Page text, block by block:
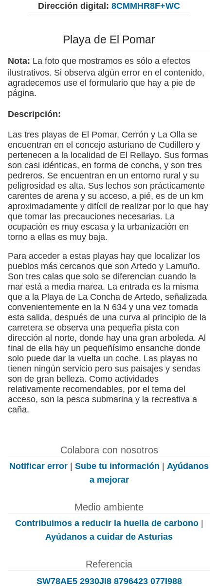
Dirección digital: 8CMMHR8F+WC
Playa de El Pomar
Nota: La foto que mostramos es sólo a efectos
ilustrativos. Si observa algún error en el contenido,
agradecemos use el formulario que hay a pie de
página.
Descripción:
Las tres playas de El Pomar, Cerrón y La Olla se
encuentran en el concejo asturiano de Cudillero y
pertenecen a la localidad de El Rellayo. Sus formas
son casi idénticas, en forma de concha, y son tres
pedreros. Se encuentran en un entorno rural y su
peligrosidad es alta. Sus lechos son prácticamente
carentes de arena y su acceso, a pié, es de un km
aproximadamente y difícil de realizar por lo que hay
que tomar las precauciones necesarias. La
ocupación es muy escasa y la urbanización en
torno a ellas es muy baja.
Para acceder a estas playas hay que localizar los
pueblos más cercanos que son Artedo y Lamuño.
Son tres calas que solo se diferencian cuando la
mar está a media marea. La entrada es la misma
que a la Playa de La Concha de Artedo, señalizada
convenientemente en la N 634 y una vez tomada
esta salida, después de una curva al principio de la
carretera se observa una pequeña pista con
dirección al norte, donde hay una gran arboleda. Al
final de ella hay un pequeñísimo ensanche donde
solo puede dar la vuelta un coche. Las playas no
tienen ningún servicio pero sus paisajes y sendas
son de gran belleza. Como actividades
relativamente recomendables, por el tema del
acceso, son la pesca submarina y la recreativa a
caña.
Colabora con nosotros
Notificar error | Sube tu información | Ayúdanos
a mejorar
Medio ambiente
Contribuimos a reducir la huella de carbono|
Ayúdanos a cuidar de Asturias
Referencia
SW78AE5 2930JI8 8796423 077I988